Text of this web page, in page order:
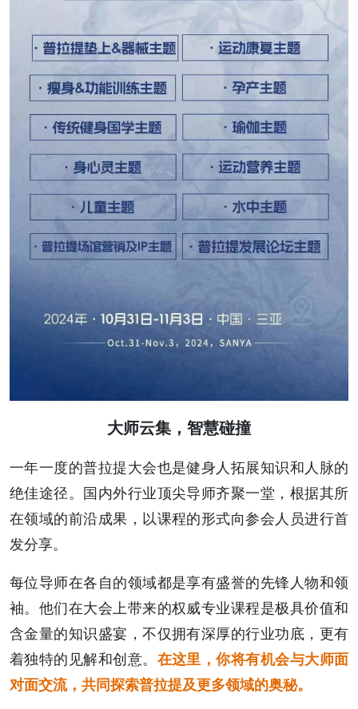
大师云集，智慧碰撞
一年一度的普拉提大会也是健身人拓展知识和人脉的
绝佳途径。国内外行业顶尖导师齐聚一堂，根据其所
在领域的前沿成果，以课程的形式向参会人员进行首
发分享。
每位导师在各自的领域都是享有盛誉的先锋人物和领
袖。他们在大会上带来的权威专业课程是极具价值和
含金量的知识盛宴，不仅拥有深厚的行业功底，更有
着独特的见解和创意。 在这里，你将有机会与大师面
对面交流，共同探索普拉提及更多领域的奥秘。